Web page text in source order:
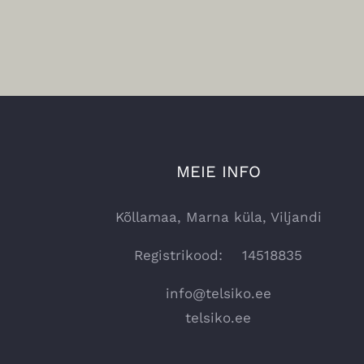
MEIE INFO
Kõllamaa, Marna küla, Viljandi
Registrikood: 14518835
info@telsiko.ee
telsiko.ee